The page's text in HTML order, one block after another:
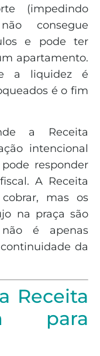
(impedindo
consegue
e pode ter
apartamento.
a liquidez é
é o fim
a Receita
intencional
responder
A Receita
mas os
na praça são
não é apenas
da
Receita
para